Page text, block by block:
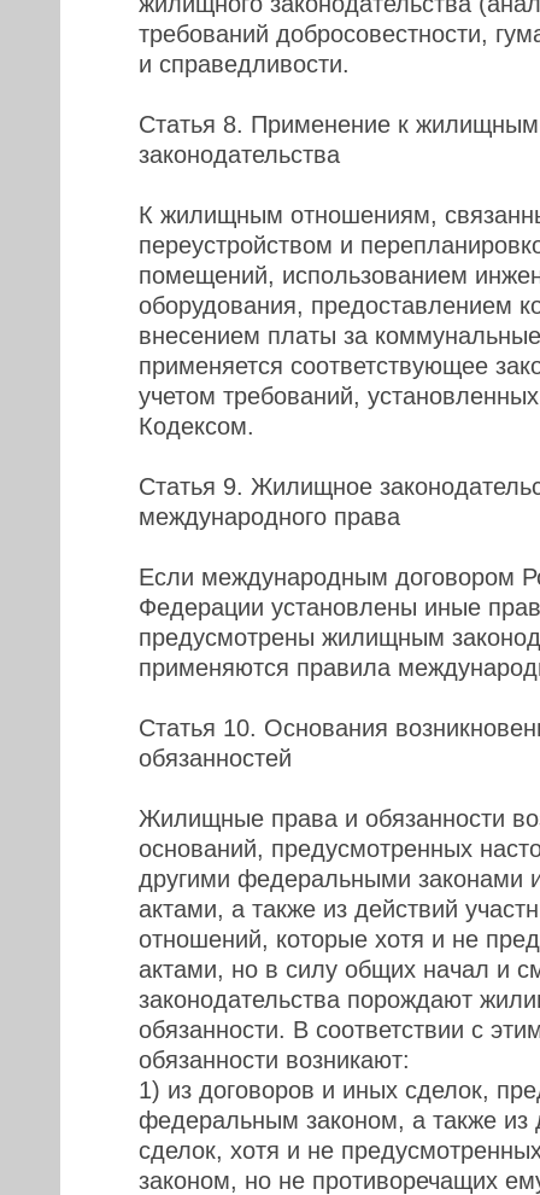
требований добросовестности,
и справедливости.
Статья 8. Применение к
законодательства
К жилищным отношениям,
переустройством и
помещений, использованием
оборудования, предоставлением
внесением платы за
применяется соответствующее
учетом требований,
Кодексом.
Статья 9. Жилищное
международного права
Если международным договором
Федерации установлены иные
предусмотрены жилищным
применяются правила
Статья 10. Основания
обязанностей
Жилищные права и обязанности
оснований, предусмотренных
другими федеральными законами
актами, а также из действий
отношений, которые хотя и не
актами, но в силу общих начал и
законодательства порождают
обязанности. В соответствии с
обязанности возникают:
1) из договоров и иных сделок,
федеральным законом, а также из
сделок, хотя и не
законом, но не противоречащих